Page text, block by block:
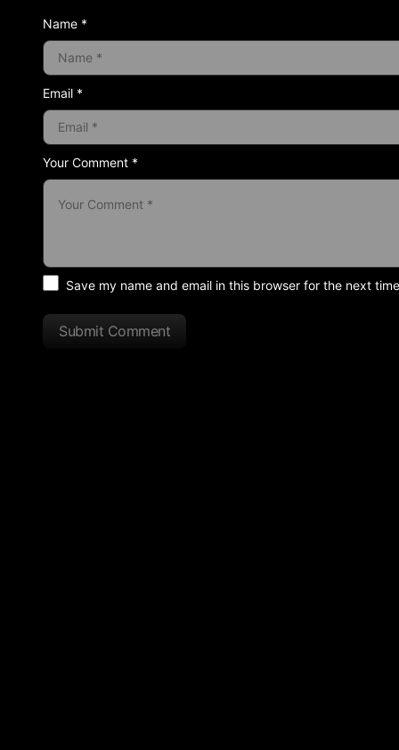
Your Comment *
Name *
Email *
Save my name and email in this browser for the next
Submit Comment